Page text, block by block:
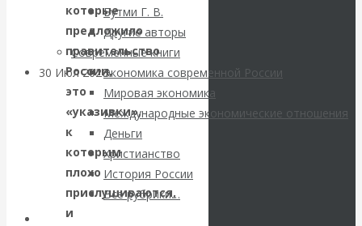
Бутми Г. В.
Другие авторы
Современные книги
Экономика современной России
Мировая экономика
Международные экономические отношения
Деньги
Христианство
История России
Все рубрики…
Авторы РЭОШ
nach Osten
30 Июл 2026Банки
Валентин
Катасонов. Кто
определяет
которые
предложило
правительство
России,
это
«указивки»,
к
которым
плохо
прислушиваются,
и